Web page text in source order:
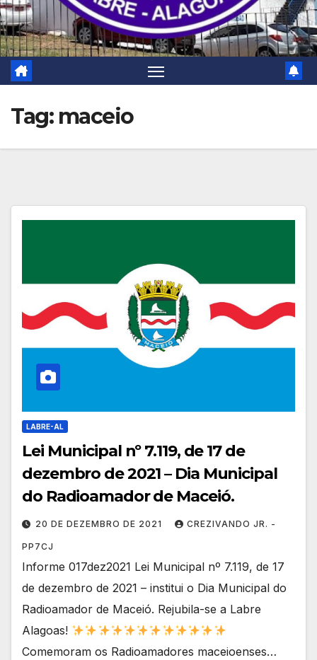
Tag: maceio
LABRE-AL
Lei Municipal nº 7.119, de 17 de
dezembro de 2021 – Dia Municipal
do Radioamador de Maceió.
20 DE DEZEMBRO DE 2021 CREZIVANDO JR. -
PP7CJ
Informe 017dez2021 Lei Municipal nº 7.119, de 17
de dezembro de 2021 – institui o Dia Municipal do
Radioamador de Maceió. Rejubila-se a Labre
Alagoas!
Comemoram os Radioamadores maceioenses…